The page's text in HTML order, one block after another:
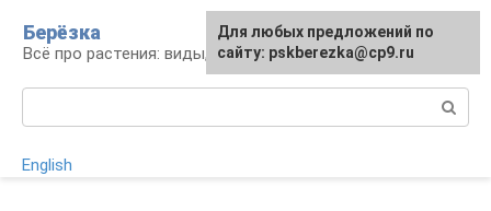
контенту
Берёзка
Всё про растения: виды, выращивание, уход
English
Для любых предложений по
сайту: pskberezka@cp9.ru